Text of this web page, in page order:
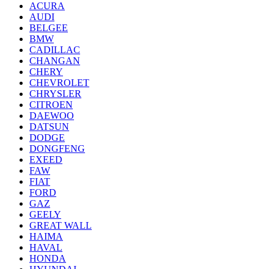
ACURA
AUDI
BELGEE
BMW
CADILLAC
CHANGAN
CHERY
CHEVROLET
CHRYSLER
CITROEN
DAEWOO
DATSUN
DODGE
DONGFENG
EXEED
FAW
FIAT
FORD
GAZ
GEELY
GREAT WALL
HAIMA
HAVAL
HONDA